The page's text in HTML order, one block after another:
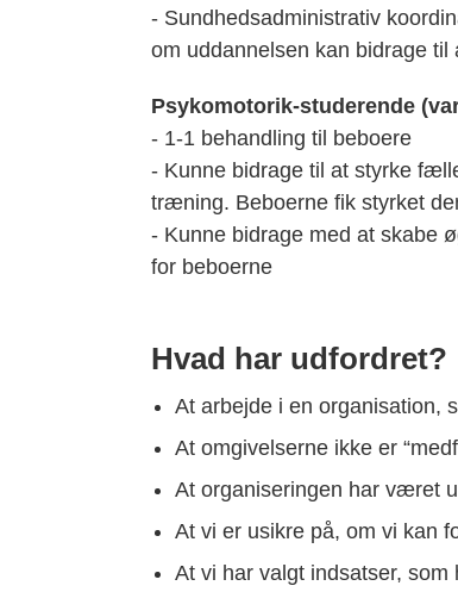
- Sundhedsadministrativ
om uddannelsen kan bidrage
Psykomotorik-studerende
- 1-1 behandling til beboere
- Kunne bidrage til at styrke
træning. Beboerne fik styrket
- Kunne bidrage med at skabe
for beboerne
Hvad har udfordret?
At arbejde i en organisation,
At omgivelserne ikke er
At organiseringen har været
At vi er usikre på, om vi kan
At vi har valgt indsatser,